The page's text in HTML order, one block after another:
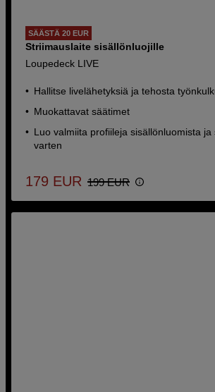
SÄÄSTÄ 20 EUR
Striimauslaite sisällönluojille
Loupedeck LIVE
Hallitse livelähetyksiä ja tehosta
Muokattavat säätimet
Luo valmiita profiileja sisällönluomista ja
varten
179 EUR 199 EUR